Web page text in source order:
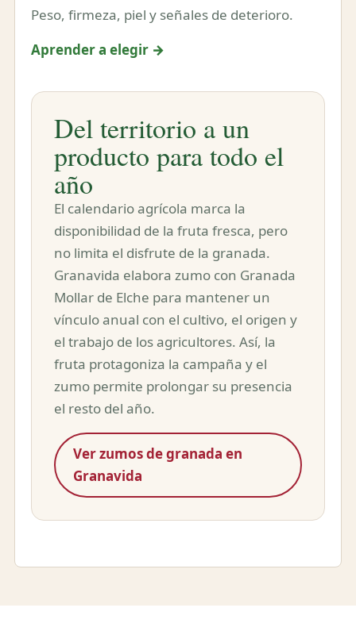
Peso, firmeza, piel y señales de deterioro.
Aprender a elegir →
Del territorio a un
producto para todo el
año
El calendario agrícola marca la
disponibilidad de la fruta fresca, pero
no limita el disfrute de la granada.
Granavida elabora zumo con Granada
Mollar de Elche para mantener un
vínculo anual con el cultivo, el origen y
el trabajo de los agricultores. Así, la
fruta protagoniza la campaña y el
zumo permite prolongar su presencia
el resto del año.
Ver zumos de granada en
Granavida